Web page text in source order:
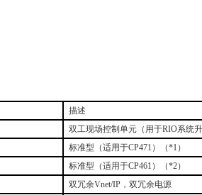
描述
双工现场控制单元（用于RIO系统
标准型（适用于CP471 ）（*1 ）
标准型（适用于CP461 ）（*2）
双冗余Vnet/IP ，双冗余电源